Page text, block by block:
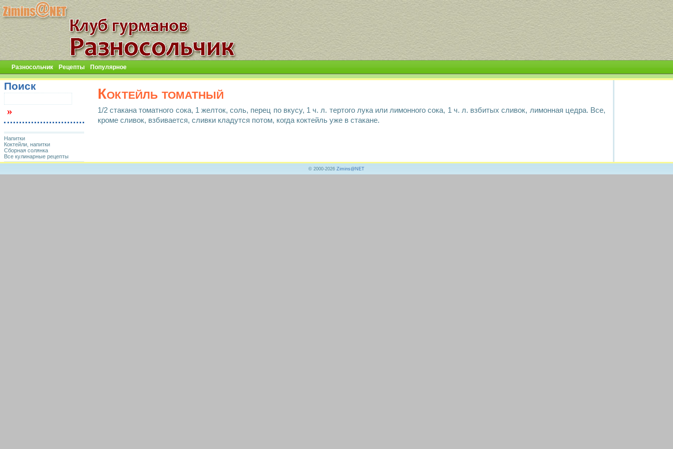
Разносольчик Рецепты Популярное
Коктейль томатный
1/2 стакана томатного сока, 1 желток, соль, перец по вкусу, 1 ч. л. тертого лука или лимонного сока, 1 ч. л. взбитых сливок, лимонная цедра. Все,
кроме сливок, взбивается, сливки кладутся потом, когда коктейль уже в стакане.
Поиск
Напитки
Коктейли, напитки
Сборная солянка
Все кулинарные рецепты
© 2000-2026 Zimins@NET